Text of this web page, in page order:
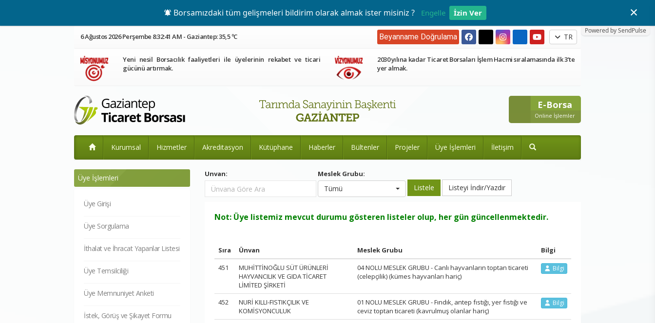
Borsamızdaki tüm gelişmeleri bildirim olarak almak ister misiniz ? Engelle İzin Ver
Powered by SendPulse
×
6 Ağustos 2026 Perşembe 8:32:42 AM - Gaziantep: 35,5 ºC TR
Beyanname Doğrulama
Yeni nesil Borsacılık faaliyetleri ile üyelerinin rekabet ve ticari
gücünü artırmak.
2030 yılına kadar Ticaret Borsaları İşlem Hacmi sıralamasında ilk 3’te
yer almak.
E-Borsa
Online İşlemler
Kurumsal Hizmetler Akreditasyon Kütüphane Haberler Bültenler Projeler Üye İşlemleri İletişim
Üye İşlemleri
Üye Girişi
Üye Sorgulama
İthalat ve İhracat Yapanlar Listesi
Üye Temsilciliği
Üye Memnuniyet Anketi
İstek, Görüş ve Şikayet Formu
Unvan: Meslek Grubu:
Tümü
Not: Üye listemiz mevcut durumu gösteren listeler olup, her gün güncellenmektedir.
Sıra Ünvan Meslek Grubu
Bilgi
451
MUHİTTİNOĞLU SÜT ÜRÜNLERİ
HAYVANCILIK VE GIDA TİCARET
LİMİTED ŞİRKETİ
04 NOLU MESLEK GRUBU - Canlı hayvanların toptan ticareti
(celepçilik) (kümes hayvanları hariç)
Bilgi
452
NURİ KILLI-FISTIKÇILIK VE
KOMİSYONCULUK
01 NOLU MESLEK GRUBU - Fındık, antep fıstığı, yer fıstığı ve
ceviz toptan ticareti (kavrulmuş olanlar hariç)
Bilgi